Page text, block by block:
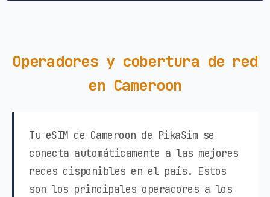
Operadores y cobertura de red
en Cameroon
Tu eSIM de Cameroon de PikaSim se
conecta automáticamente a las mejores
redes disponibles en el país. Estos
son los principales operadores a los